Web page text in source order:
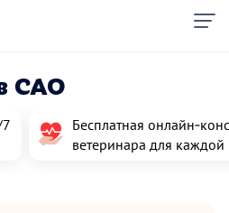
САО
Бесплатная
ветеринара для